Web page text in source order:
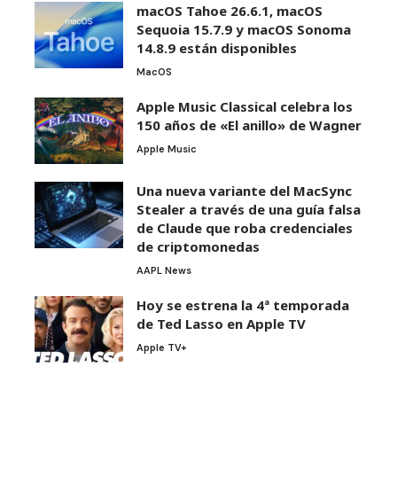
macOS Tahoe 26.6.1, macOS
Sequoia 15.7.9 y macOS Sonoma
14.8.9 están disponibles
MacOS
Apple Music Classical celebra los
150 años de «El anillo» de Wagner
Apple Music
Una nueva variante del MacSync
Stealer a través de una guía falsa
de Claude que roba credenciales
de criptomonedas
AAPL News
Hoy se estrena la 4ª temporada
de Ted Lasso en Apple TV
Apple TV+